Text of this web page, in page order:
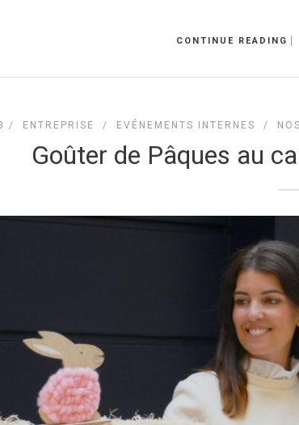
CONTINUE READING
/ ENTREPRISE / EVÉNEMENTS INTERNES /
Goûter de Pâques au